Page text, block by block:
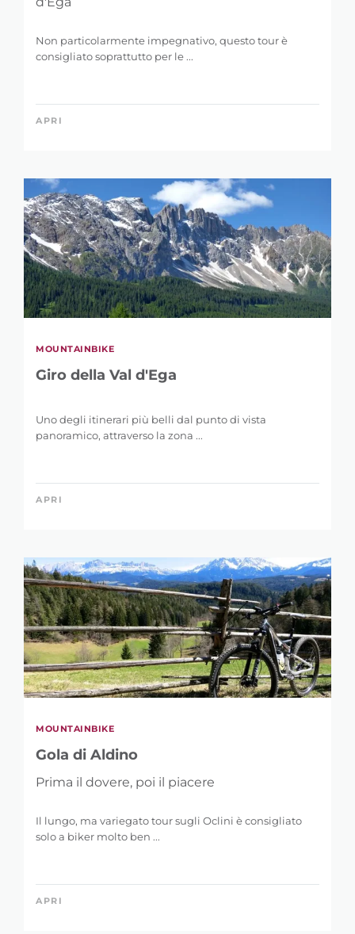
Non particolarmente impegnativo, questo tour è
consigliato soprattutto per le ...
APRI
MOUNTAINBIKE
Giro della Val d'Ega
Uno degli itinerari più belli dal punto di vista
panoramico, attraverso la zona ...
APRI
MOUNTAINBIKE
Gola di Aldino
Prima il dovere, poi il piacere
Il lungo, ma variegato tour sugli Oclini è consigliato
solo a biker molto ben ...
APRI